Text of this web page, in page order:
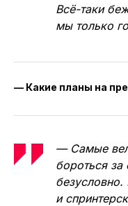
Всё-таки
мы только
— Какие планы на
— Самые
бороться за
безусловно.
и